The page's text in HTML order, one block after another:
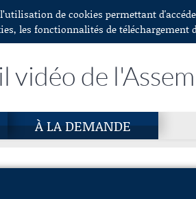
de cookies permettant
les fonctionnalités de téléchargement
vidéo de
À LA DEMANDE